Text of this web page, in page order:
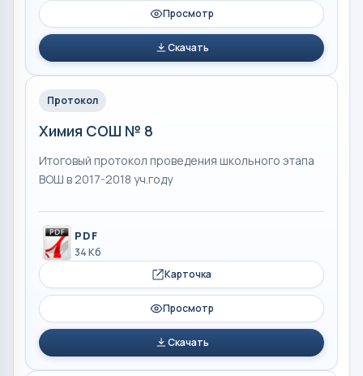
Просмотр
Скачать
Протокол
Химия СОШ № 8
Итоговый протокол проведения школьного этапа
ВОШ в 2017-2018 уч.году
PDF
34 Кб
Карточка
Просмотр
Скачать